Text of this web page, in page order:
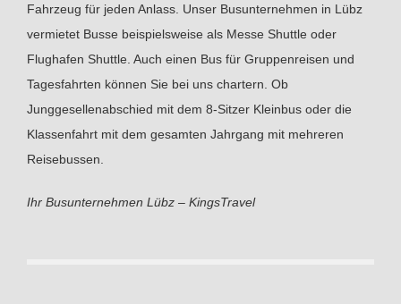
Fahrzeug für jeden Anlass. Unser Busunternehmen in Lübz
vermietet Busse beispielsweise als Messe Shuttle oder
Flughafen Shuttle. Auch einen Bus für Gruppenreisen und
Tagesfahrten können Sie bei uns chartern. Ob
Junggesellenabschied mit dem 8-Sitzer Kleinbus oder die
Klassenfahrt mit dem gesamten Jahrgang mit mehreren
Reisebussen.
Ihr Busunternehmen Lübz – KingsTravel